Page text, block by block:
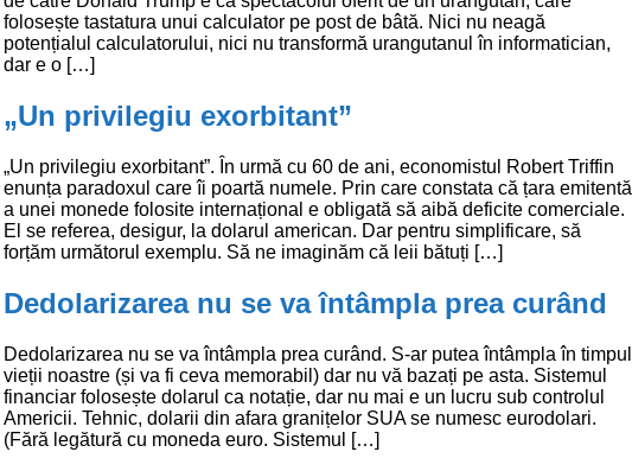
folosește tastatura unui calculator pe post de bâtă. Nici nu neagă
potențialul calculatorului, nici nu transformă urangutanul în informatician,
dar e o […]
„Un privilegiu exorbitant”
„Un privilegiu exorbitant”. În urmă cu 60 de ani, economistul Robert Triffin
enunța paradoxul care îi poartă numele. Prin care constata că țara emitentă
a unei monede folosite internațional e obligată să aibă deficite comerciale.
El se referea, desigur, la dolarul american. Dar pentru simplificare, să
forțăm următorul exemplu. Să ne imaginăm că leii bătuți […]
Dedolarizarea nu se va întâmpla prea curând
Dedolarizarea nu se va întâmpla prea curând. S-ar putea întâmpla în timpul
vieții noastre (și va fi ceva memorabil) dar nu vă bazați pe asta. Sistemul
financiar folosește dolarul ca notație, dar nu mai e un lucru sub controlul
Americii. Tehnic, dolarii din afara granițelor SUA se numesc eurodolari.
(Fără legătură cu moneda euro. Sistemul […]